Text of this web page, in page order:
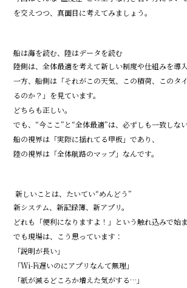
を交えつつ、真面目に考えてみましょう。
船は海を読む、陸はデータを読む
陸側は、全体最適を考えて新しい制度や仕組みを導
一方、船側は「それがこの天気、この積荷、このタ
るのか？」を見ています。
どちらも正しい。
でも、“今ここ”と“全体最適”は、必ずしも一致しない
船の視界は「実際に揺れてる甲板」であり、
陸の視界は「全体航路のマップ」なんです。
新しいことは、たいてい“めんどう”
新システム、新記録簿、新アプリ。
どれも「便利になりますよ！」という触れ込みで始ま
でも現場は、こう思っています：
「説明が長い」
「Wi-Fi遅いのにアプリなんて無理」
「紙が減るどころか増えた気がする…」